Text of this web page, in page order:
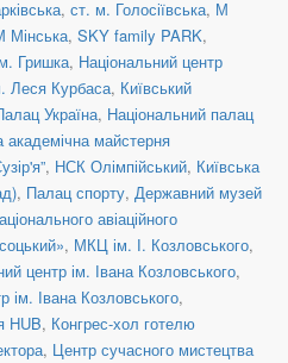
, ст. м. Голосіївська, М
Мінська, SKY family PARK,
Гришка, Національний центр
Леся Курбаса, Київський
Україна, Національний палац
академічна майстерня
, НСК Олімпійський, Київська
, Палац спорту, Державний музей
авіаційного
, МКЦ ім. І. Козловського,
центр ім. Івана Козловського,
ім. Івана Козловського,
HUB, Конгрес-хол готелю
, Центр сучасного мистецтва